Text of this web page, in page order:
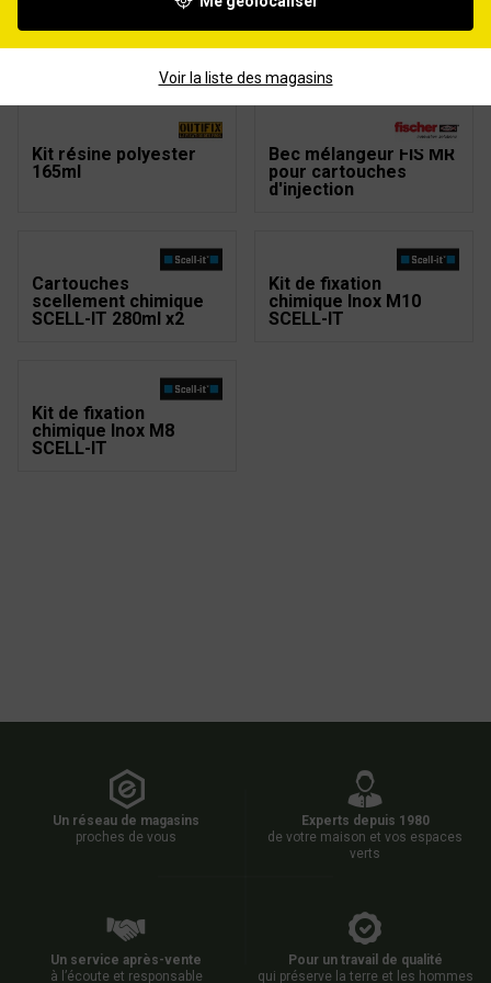
Kit résine polyester
165ml
Bec mélangeur FIS MR
pour cartouches
d'injection
Cartouches
scellement chimique
SCELL-IT 280ml x2
Kit de fixation
chimique Inox M10
SCELL-IT
Kit de fixation
chimique Inox M8
SCELL-IT
Un réseau de magasins
proches de vous
Experts depuis 1980
de votre maison et vos espaces
verts
Un service après-vente
à l’écoute et responsable
Pour un travail de qualité
qui préserve la terre et les hommes
Voir la liste des magasins